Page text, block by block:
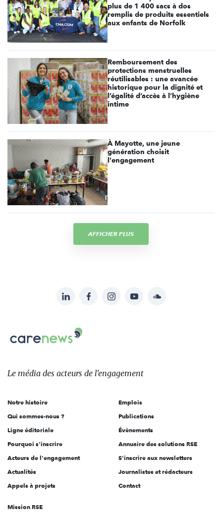
plus de 1 400 sacs à dos
remplis de produits essentiels
aux enfants de Norfolk
Remboursement des
protections menstruelles
réutilisables : une avancée
historique pour la dignité et
l’égalité d’accès à l’hygiène
intime
À Mayotte, une jeune
génération choisit
l'engagement
AFFICHER PLUS
sur:
LinkedInFacebookInstagramYouTubeSoundcloud
Le
des
l'engagement
Le média des acteurs de l'engagement
Notre histoire
Qui sommes-nous ?
Ligne éditoriale
Pourquoi s'inscrire
Acteurs de l'engagement
Actualités
Appels à projets
Emplois
Publications
Évènements
Annuaire des solutions RSE
S'inscrire aux newsletters
Journalistes et rédacteurs
Contact
Mission RSE